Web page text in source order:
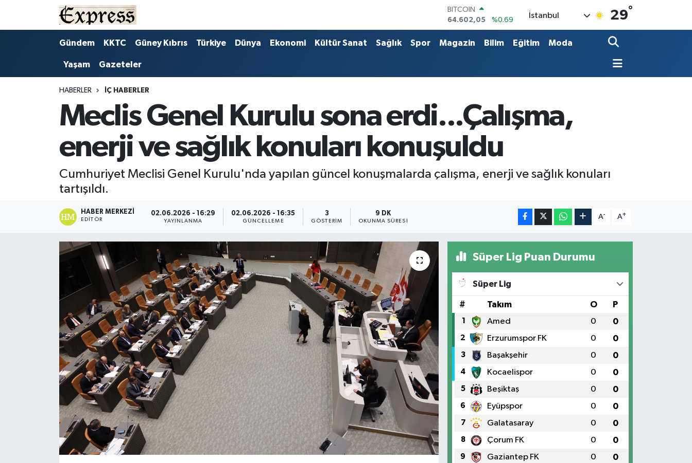
DOLAR
47,6006
%0.06
EURO
55,0250
%0.02
%48
BITCOIN
64.602,05
%0.69
İstanbul 29°
Gündem KKTC Güney Kıbrıs Türkiye Dünya Ekonomi Kültür Sanat Sağlık Spor Magazin Bilim Eğitim Moda
Yaşam Gazeteler
HABERLER İÇ HABERLER
Meclis Genel Kurulu sona erdi...Çalışma,
enerji ve sağlık konuları konuşuldu
Cumhuriyet Meclisi Genel Kurulu'nda yapılan güncel konuşmalarda çalışma, enerji ve sağlık konuları
tartışıldı.
HABER MERKEZI
EDITÖR
02.06.2026 - 16:29
YAYINLANMA
02.06.2026 - 16:35
GÜNCELLEME
3
GÖSTERIM
9 DK
OKUNMA SÜRESI
A- A+
Süper Lig Puan Durumu
Süper Lig
# Takım O P
1 Amed 0 0
2 Erzurumspor FK 0 0
3 Başakşehir 0 0
4 Kocaelispor 0 0
5 Beşiktaş 0 0
6 Eyüpspor 0 0
7 Galatasaray 0 0
8 Çorum FK 0 0
9 Gaziantep FK 0 0
ALAYKÖY
ALSANCAK
ÇATALKÖY
ENGLISH
ESENTEPE
GAZİMAĞUSA
GÜNDEM
GÜNEY KIBRIS
İÇ HABERLER
KÜLTÜR SANAT
Hava Durumu
Trafik Durumu
Süper Lig Puan Durumu ve Fikstür
Tüm Manşetler
Son Dakika Haberleri
Haber Arşivi